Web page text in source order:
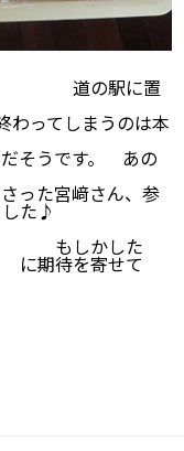
置
ってしまうのは本
そうです。 あの
った宮﨑さん、参
た♪
た
に期待を寄せて